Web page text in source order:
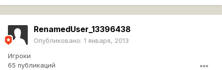
RenamedUser_13396438
Опубликовано: 1 января, 2013
Игроки
65 публикаций